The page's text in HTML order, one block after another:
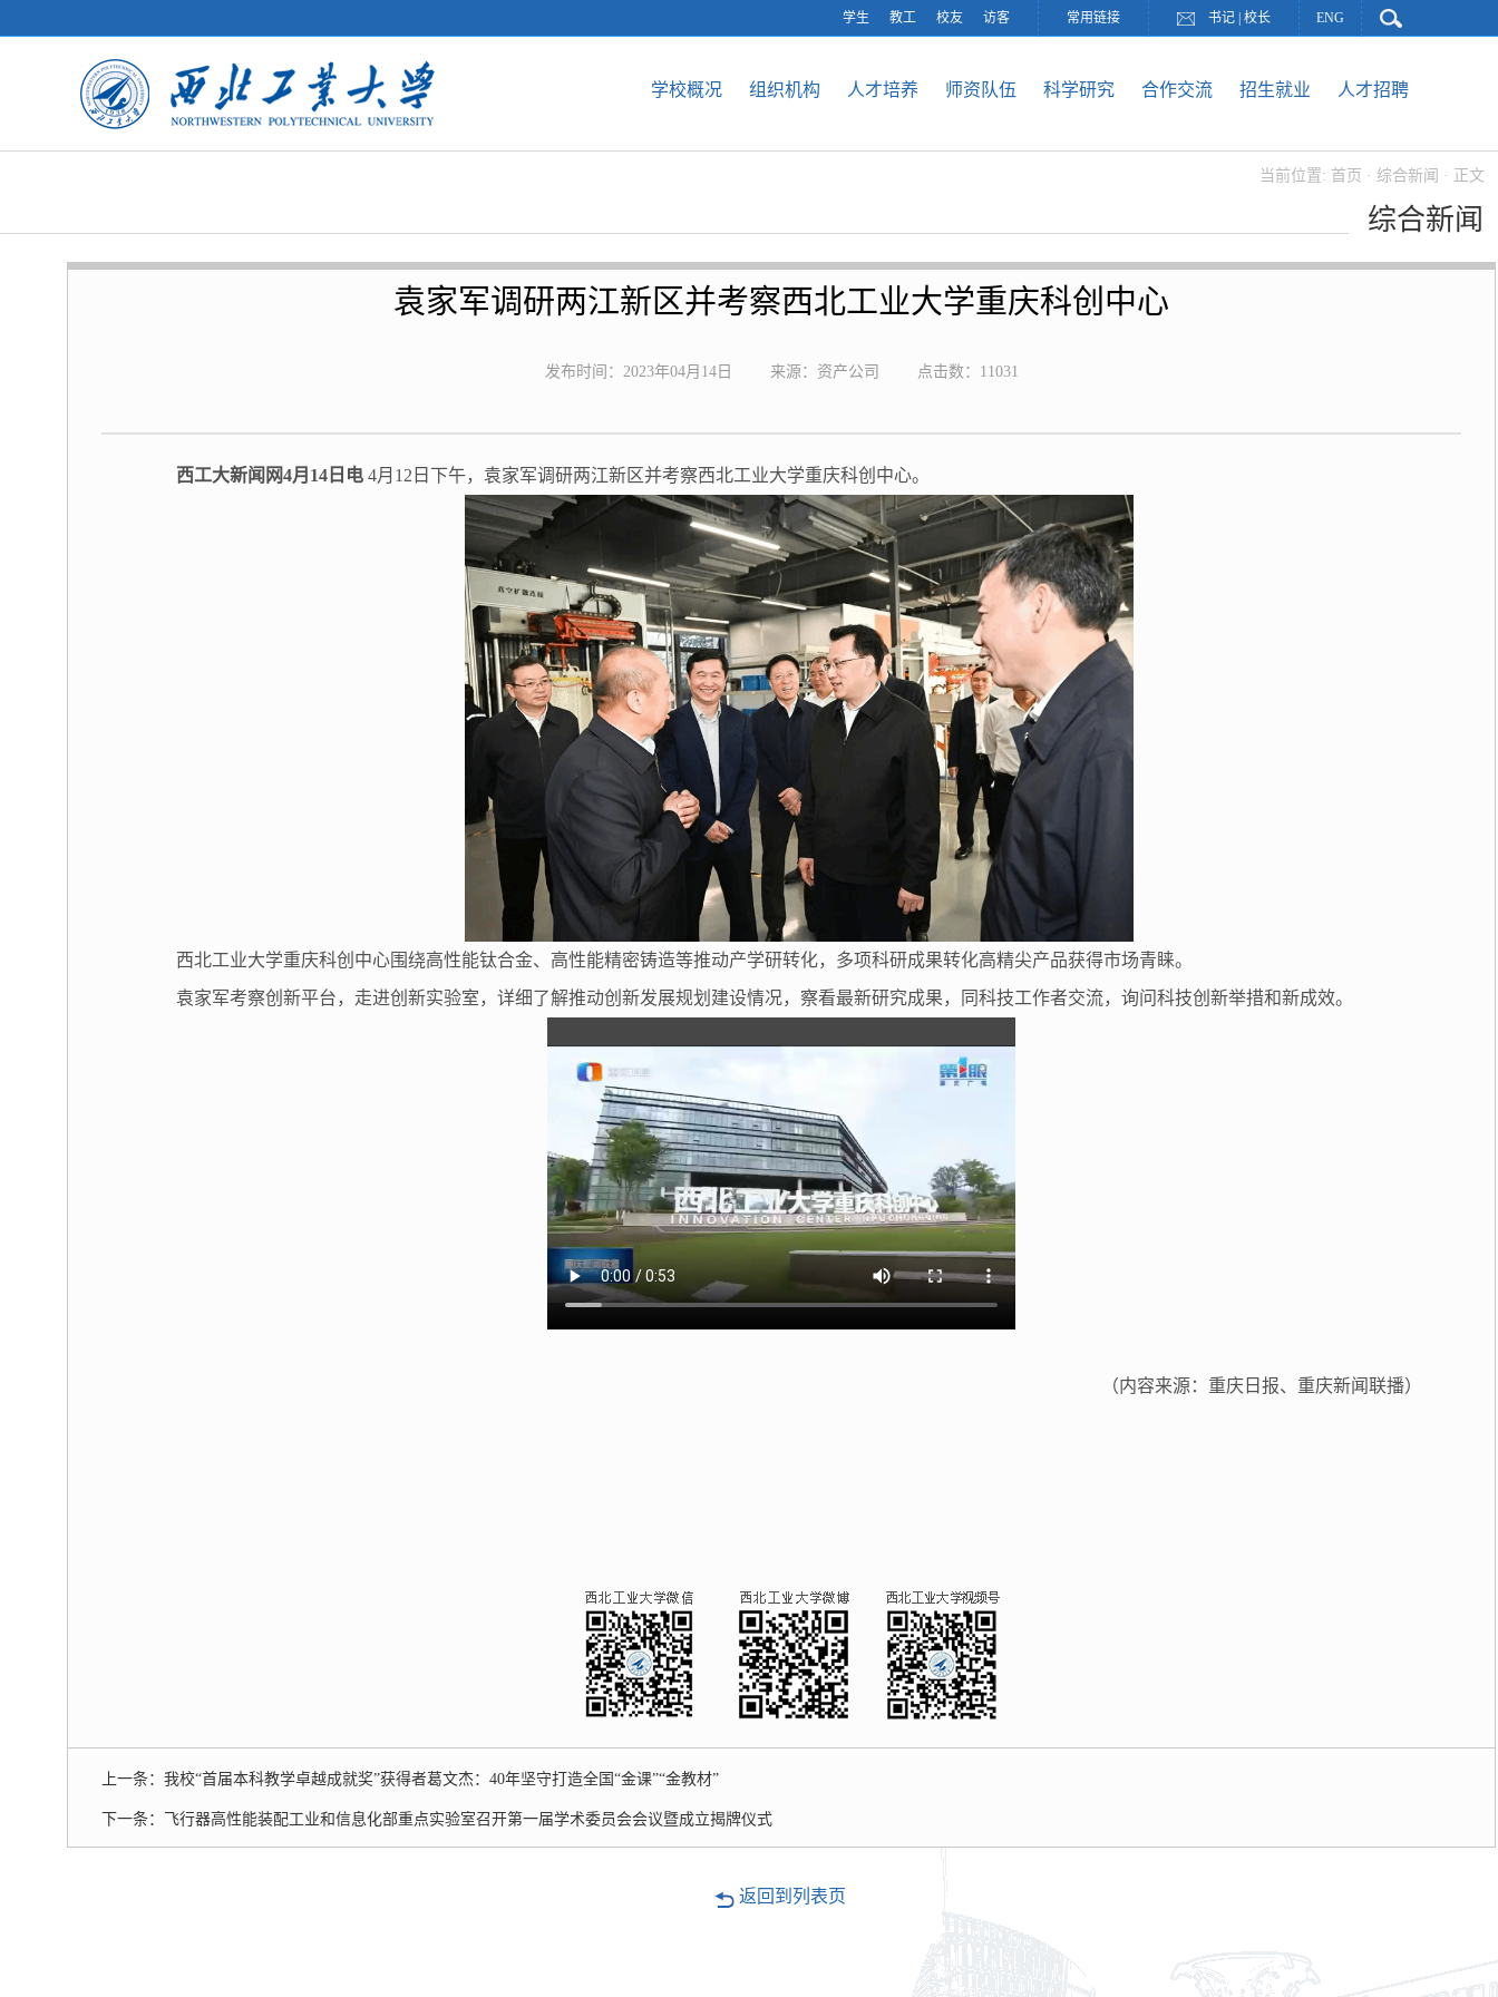
学生 教工 校友 访客 常用链接 书记 校长 ENG
学校概况 组织机构 人才培养 师资队伍 科学研究 合作交流 招生就业 人才招聘
当前位置: 首页 · 综合新闻 · 正文
综合新闻
袁家军调研两江新区并考察西北工业大学重庆科创中心
发布时间：2023年04月14日 来源：资产公司 点击数： 11031
西工大新闻网4月14日电 4月12日下午，袁家军调研两江新区并考察西北工业大学重庆科创中心。
西北工业大学重庆科创中心围绕高性能钛合金、高性能精密铸造等推动产学研转化，多项科研成果转化高精尖产品获得市场青睐。
袁家军考察创新平台，走进创新实验室，详细了解推动创新发展规划建设情况，察看最新研究成果，同科技工作者交流，询问科技创新举措和新成效。
（内容来源：重庆日报、重庆新闻联播）
上一条： 我校“首届本科教学卓越成就奖”获得者葛文杰：40年坚守打造全国“金课”“金教材”
下一条： 飞行器高性能装配工业和信息化部重点实验室召开第一届学术委员会会议暨成立揭牌仪式
返回到列表页